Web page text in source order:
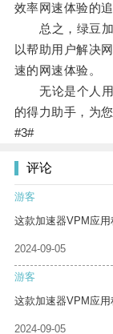
效率网速体验的追
总之，绿豆加
以帮助用户解决
速的网速体验。
无论是个人用
的得力助手，为
#3#
评论
游客
这款加速器VPM应用
2024-09-05
游客
这款加速器VPM应用
2024-09-05